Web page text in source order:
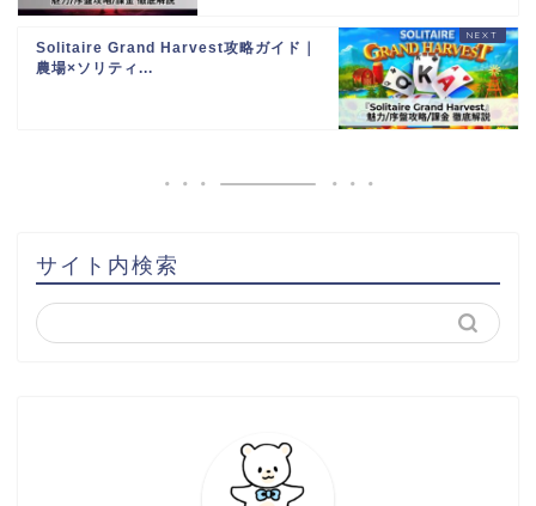
Solitaire Grand Harvest攻略ガイド｜
農場×ソリティ...
サイト内検索